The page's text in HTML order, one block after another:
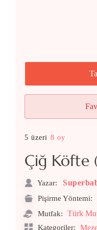
5 üzeri 8 oy
Çiğ Köfte
Yazar:
Pişirme Yöntemi:
Mutfak: Türk
Kategoriler: